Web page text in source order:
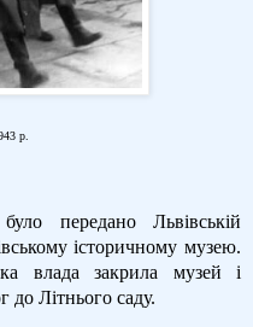
р.
передано Львівській
історичному музею.
влада закрила музей і
до Літнього саду.